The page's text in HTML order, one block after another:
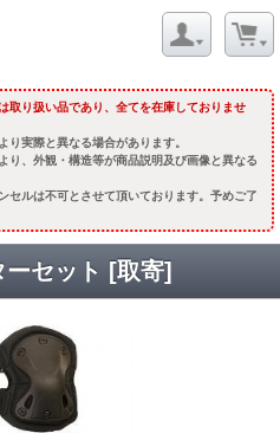
取り扱い品であり、全てを在庫しておりませ
り実際と異なる場合があります。
り、外観・構造等が商品説明及び画像と異なる
セルは不可とさせて頂いております。予めご了
セット [取寄]